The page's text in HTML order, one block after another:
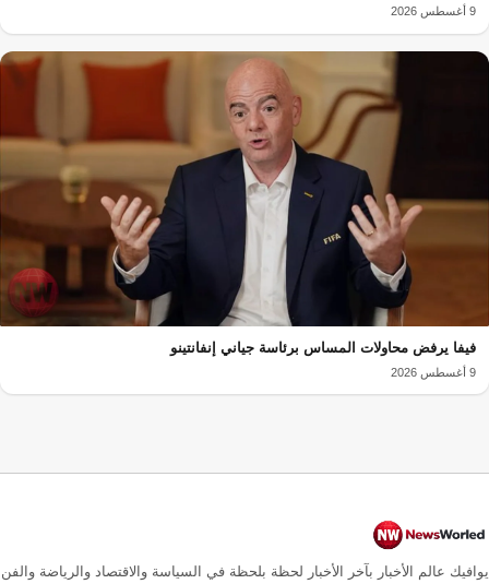
9 أغسطس 2026
فيفا يرفض محاولات المساس برئاسة جياني إنفانتينو
9 أغسطس 2026
يوافيك عالم الأخبار بآخر الأخبار لحظة بلحظة في السياسة والاقتصاد والرياضة والفن